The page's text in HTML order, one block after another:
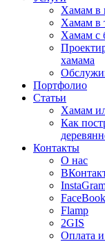
Хамам в
Хамам в
Хамам с
хамама
Портфолио
Статьи
Хамам
Как
Контакты
О нас
FaceBook
Flamp
2GIS
Оплата